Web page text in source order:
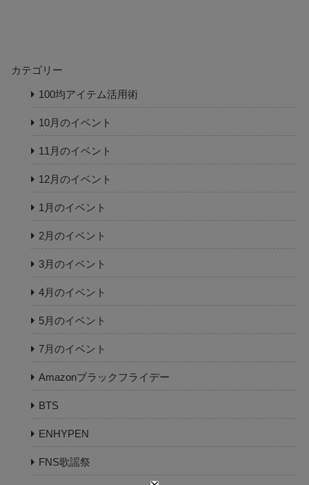
カテゴリー
100均アイテム活用術
10月のイベント
11月のイベント
12月のイベント
1月のイベント
2月のイベント
3月のイベント
4月のイベント
5月のイベント
7月のイベント
Amazonブラックフライデー
BTS
ENHYPEN
FNS歌謡祭